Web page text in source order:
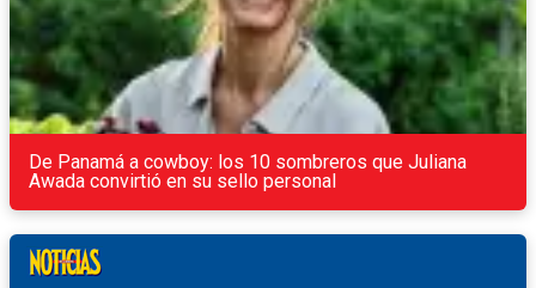
De Panamá a cowboy: los 10 sombreros que Juliana
Awada convirtió en su sello personal